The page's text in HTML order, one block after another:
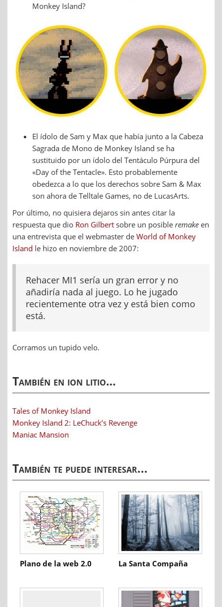
Monkey Island?
El ídolo de Sam y Max que había junto a la Cabeza
Sagrada de Mono de Monkey Island se ha
sustituido por un ídolo del Tentáculo Púrpura del
«Day of the Tentacle». Esto probablemente
obedezca a lo que los derechos sobre Sam & Max
son ahora de Telltale Games, no de LucasArts.
Por último, no quisiera dejaros sin antes citar la
respuesta que dio Ron Gilbert sobre un posible remake en
una entrevista que el webmaster de World of Monkey
Island le hizo en noviembre de 2007:
Rehacer MI1 sería un gran error y no
añadiría nada al juego. Lo he jugado
recientemente otra vez y está bien como
está.
Corramos un tupido velo.
También en ion litio…
Tales of Monkey Island
Monkey Island 2: LeChuck’s Revenge
Maniac Mansion
También te puede interesar...
Plano de la web 2.0 La Santa Compaña